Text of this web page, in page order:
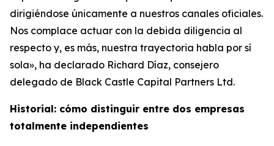
dirigiéndose únicamente a nuestros canales oficiales.
Nos complace actuar con la debida diligencia al
respecto y, es más, nuestra trayectoria habla por sí
sola», ha declarado Richard Díaz, consejero
delegado de Black Castle Capital Partners Ltd.
Historial: cómo distinguir entre dos empresas
totalmente independientes